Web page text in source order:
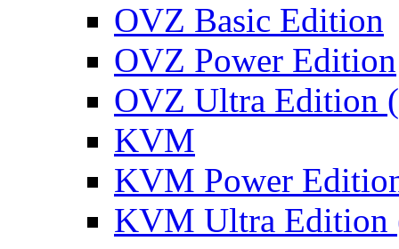
OVZ Basic Edition
OVZ Power Edition
OVZ Ultra Edition
KVM
KVM Power
KVM Ultra Edition